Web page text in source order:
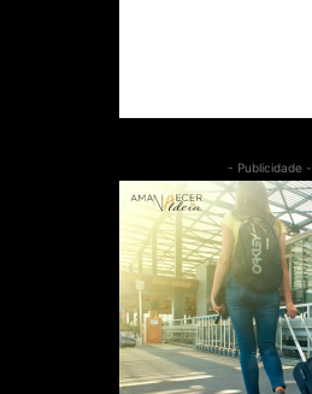
- Publicidade -